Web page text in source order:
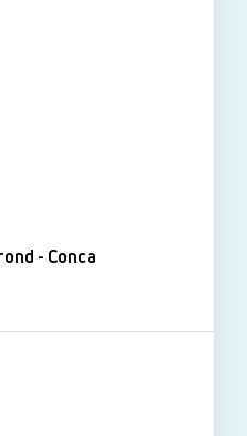
Porte-serviettes Design rond - Conca